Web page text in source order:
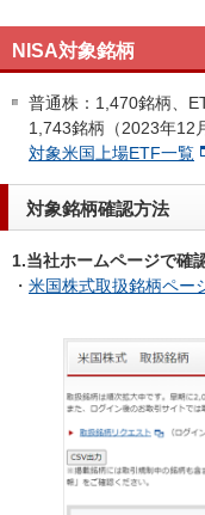
NISA対象銘柄
普通株：1,470銘柄、
1,743銘柄（2023年12
対象米国上場ETF一覧
対象銘柄確認方法
1.当社ホームページで確
・ 米国株式取扱銘柄ペー